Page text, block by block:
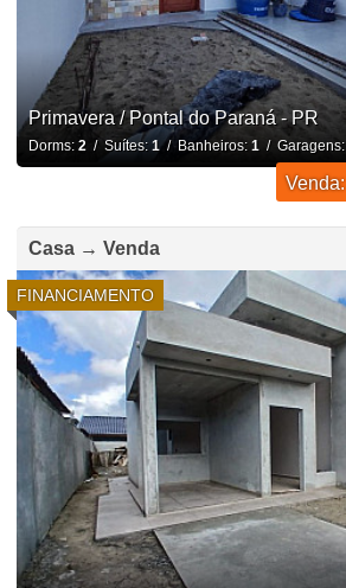
Primavera / Pontal do Paraná - PR
Dorms: 2/ Suítes: 1/ Banheiros: 1/ Garagens:
Venda:
Casa → Venda
FINANCIAMENTO